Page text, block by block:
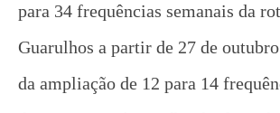
para 34 frequências semanais da
Guarulhos a partir de 27 de
da ampliação de 12 para 14